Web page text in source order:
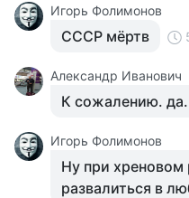
Игорь Фолимонов
СССР мёртв
Александр Иванович
К сожалению. да.
Игорь Фолимонов
Ну при хреновом
развалиться в